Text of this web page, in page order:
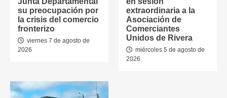
su preocupación por
la crisis del comercio
fronterizo
viernes 7 de agosto de
2026
extraordinaria a la
Asociación de
Comerciantes
Unidos de Rivera
miércoles 5 de agosto de
2026